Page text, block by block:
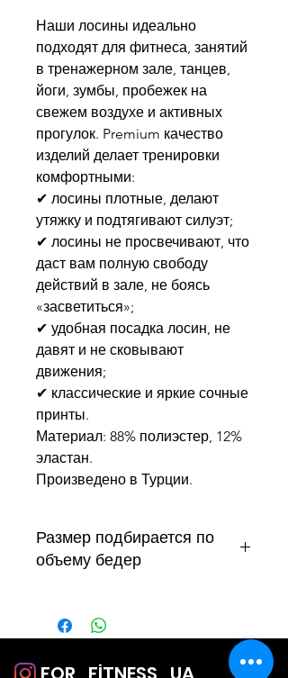
Наши лосины идеально
подходят для фитнеса, занятий
в тренажерном зале, танцев,
йоги, зумбы, пробежек на
свежем воздухе и активных
прогулок. Premium качество
изделий делает тренировки
комфортными:
✔ лосины плотные, делают
утяжку и подтягивают силуэт;
✔ лосины не просвечивают, что
даст вам полную свободу
действий в зале, не боясь
«засветиться»;
✔ удобная посадка лосин, не
давят и не сковывают
движения;
✔ классические и яркие сочные
принты.
Материал: 88% полиэстер, 12%
эластан.
Произведено в Турции.
Размер подбирается по
объему бедер
91-95 см, талия до 70 см
96-100 см, талия до 75 см